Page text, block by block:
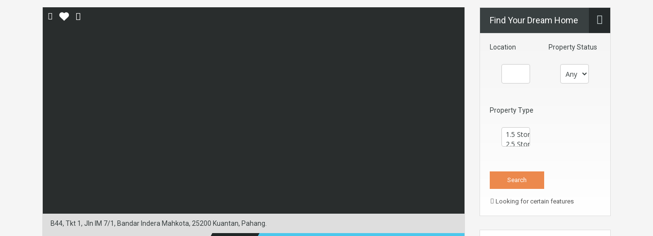
B44, Tkt 1, Jln IM 7/1, Bandar Indera Mahkota, 25200 Kuantan, Pahang.
Find Your Dream Home
Location Property Status
Property Type
Looking for certain features